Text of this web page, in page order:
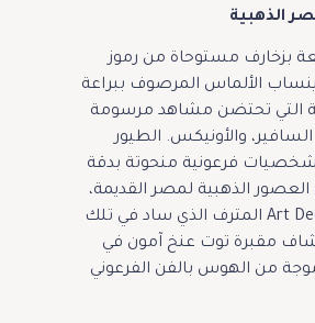
الذهبية
بزخارف مستوحاة من رموز
الألماس المرصوف ببراعة
التي تحتضن مشاهد مرسومة
والأونيكس. الطيور
فرعونية منحوتة بدقة
الذهبية لمصر القديمة،
مُجسّدة بأسلوب الـ Art Deco المترف الذي ساد في تلك
مقبرة توت عنخ آمون في
موجة من الهوس بالفن الفرعوني